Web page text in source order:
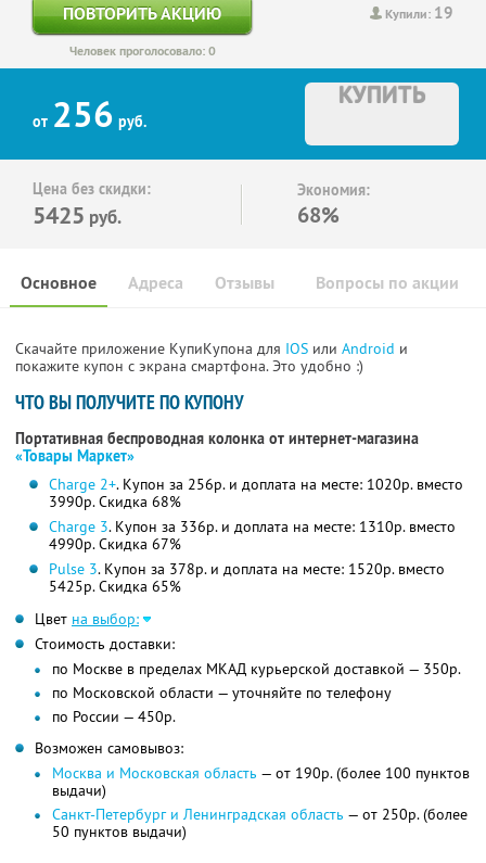
Купили: 19
ПОВТОРИТЬ АКЦИЮ
Человек проголосовало: 0
от 256 руб.
КУПИТЬ
Цена без скидки:
5425 руб.
Экономия:
68%
Основное Отзывы Вопросы по акции
Адреса
Скачайте приложение КупиКупона для IOS или Android и
покажите купон с экрана смартфона. Это удобно :)
ЧТО ВЫ ПОЛУЧИТЕ ПО КУПОНУ
Портативная беспроводная колонка от интернет-магазина
«Товары Маркет»
Charge 2+. Купон за 256р. и доплата на месте: 1020р. вместо
3990р. Скидка 68%
Charge 3. Купон за 336р. и доплата на месте: 1310р. вместо
4990р. Скидка 67%
Pulse 3. Купон за 378р. и доплата на месте: 1520р. вместо
5425р. Скидка 65%
Цвет на выбор:
Стоимость доставки:
по Москве в пределах МКАД курьерской доставкой — 350р.
по Московской области — уточняйте по телефону
по России — 450р.
Возможен самовывоз:
Москва и Московская область — от 190р. (более 100 пунктов
выдачи)
Санкт-Петербург и Ленинградская область — от 250р. (более
50 пунктов выдачи)